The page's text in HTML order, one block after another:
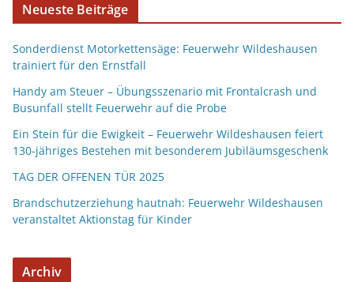
Neueste Beiträge
Sonderdienst Motorkettensäge: Feuerwehr Wildeshausen
trainiert für den Ernstfall
Handy am Steuer – Übungsszenario mit Frontalcrash und
Busunfall stellt Feuerwehr auf die Probe
Ein Stein für die Ewigkeit – Feuerwehr Wildeshausen feiert
130-jähriges Bestehen mit besonderem Jubiläumsgeschenk
TAG DER OFFENEN TÜR 2025
Brandschutzerziehung hautnah: Feuerwehr Wildeshausen
veranstaltet Aktionstag für Kinder
Archiv